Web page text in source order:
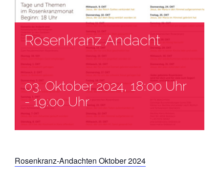
Rosenkranz Andacht
03. Oktober 2024, 18:00 Uhr
- 19:00 Uhr
Rosenkranz-Andachten Oktober 2024